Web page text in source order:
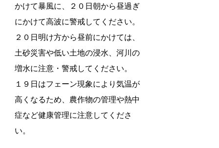
かけて暴風に、２０日朝から昼過ぎ
にかけて高波に警戒してください。
２０日明け方から昼前にかけては、
土砂災害や低い土地の浸水、河川の
増水に注意・警戒してください。
１９日はフェーン現象により気温が
高くなるため、農作物の管理や熱中
症など健康管理に注意してくださ
い。